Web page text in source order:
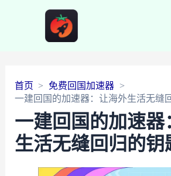
首页
免费回国加速器
一建回国的加速器：让海外生活无缝
一建回国的加速器
生活无缝回归的钥